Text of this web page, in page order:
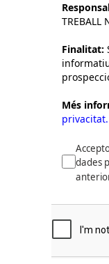
TREBALL
Finalitat:
Més
privacitat.
dades